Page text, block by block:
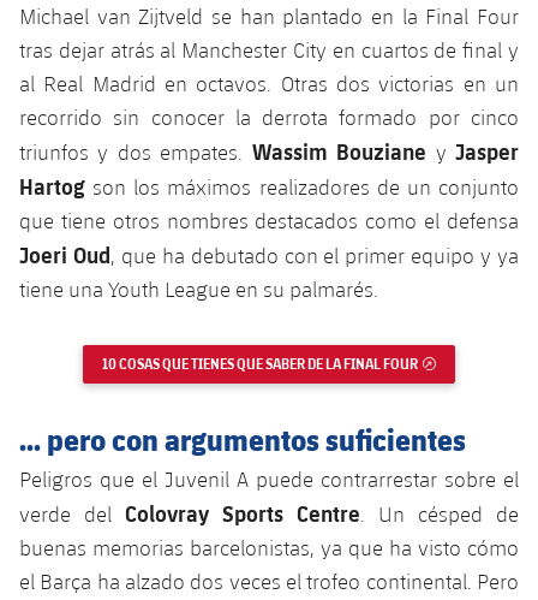
Jugadores
Fotos
Historia
Palmarés
Clasificaciones
Juvenil
Infantil
Alevín
Noticias
Atletismo
plusicon
más
Actualidad
Masculino
Femenino
Agenda
Baloncesto en silla de ruedas
plusicon
más
Actualidad
Jugadores
Calendario
Resultados
Hockey sobre hielo
plusicon
más
Jugadores
Calendario
Clasificaciones
Hockey hierba
plusicon
más
Hockey Hierba Masculino
Hockey Hierba Femenino
Actualidad
Plantilla
Agenda
Escuela de Patinaje
Rugby
plusicon
más
Actualidad
Jugadores
Voleibol
plusicon
más
Noticias
Apúntate a las amateurs
plusicon
más
Michael van Zijtveld se han plantado en la Final Four
tras dejar atrás al Manchester City en cuartos de final y
al Real Madrid en octavos. Otras dos victorias en un
recorrido sin conocer la derrota formado por cinco
triunfos y dos empates. Wassim Bouziane yJasper
Hartog son los máximos realizadores de un conjunto
que tiene otros nombres destacados como el defensa
Joeri Oud, que ha debutado con el primer equipo y ya
tiene una Youth League en su palmarés.
10 COSAS QUE TIENES QUE SABER DE LA FINAL FOUR
... pero con argumentos suficientes
Peligros que el Juvenil A puede contrarrestar sobre el
verde del Colovray Sports Centre . Un césped de
buenas memorias barcelonistas, ya que ha visto cómo
el Barça ha alzado dos veces el trofeo continental. Pero